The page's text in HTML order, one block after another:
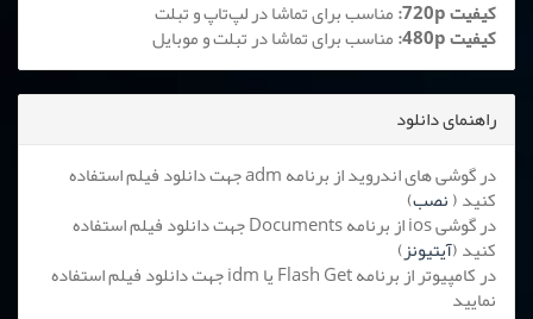
کیفیت 720p: مناسب برای تماشا در لپ‌تاپ و تبلت
کیفیت 480p: مناسب برای تماشا در تبلت و موبایل
راهنمای دانلود
در گوشی های اندروید از برنامه adm جهت دانلود فیلم استفاده
کنید (نصب)
در گوشی ios از برنامه Documents جهت دانلود فیلم استفاده
کنید (آیتیونز)
در کامپیوتر از برنامه Flash Get یا idm جهت دانلود فیلم استفاده
نمایید